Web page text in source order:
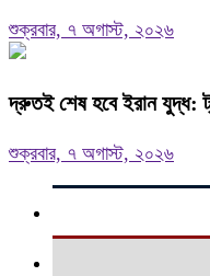
শুক্রবার, ৭ অগাস্ট, ২০২৬
দ্রুতই শেষ হবে ইরান যুদ্ধ:
শুক্রবার, ৭ অগাস্ট, ২০২৬